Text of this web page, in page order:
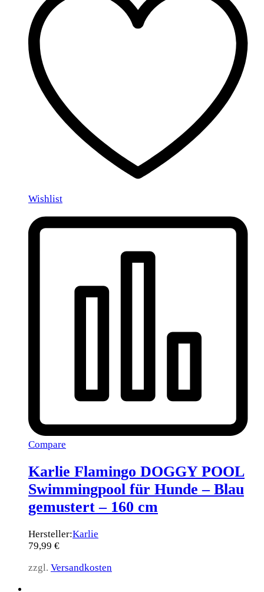
Wishlist
Compare
Karlie Flamingo DOGGY POOL
Swimmingpool für Hunde – Blau
gemustert – 160 cm
Hersteller:Karlie
79,99 €
zzgl. Versandkosten